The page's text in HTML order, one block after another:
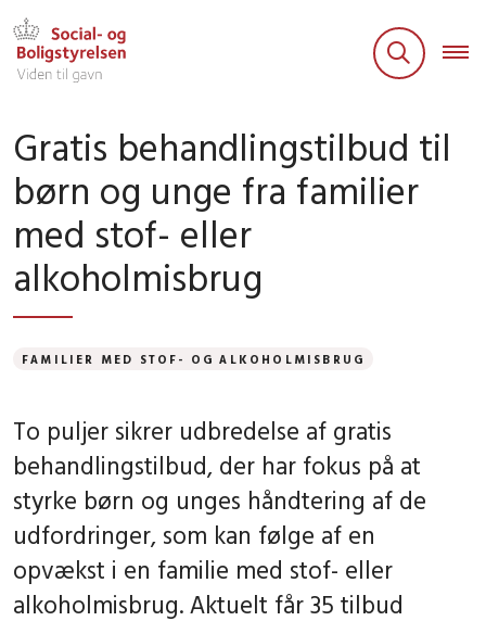
Gratis behandlingstilbud til
børn og unge fra familier
med stof- eller
alkoholmisbrug
FAMILIER MED STOF- OG ALKOHOLMISBRUG
To puljer sikrer udbredelse af gratis
behandlingstilbud, der har fokus på at
styrke børn og unges håndtering af de
udfordringer, som kan følge af en
opvækst i en familie med stof- eller
alkoholmisbrug. Aktuelt får 35 tilbud